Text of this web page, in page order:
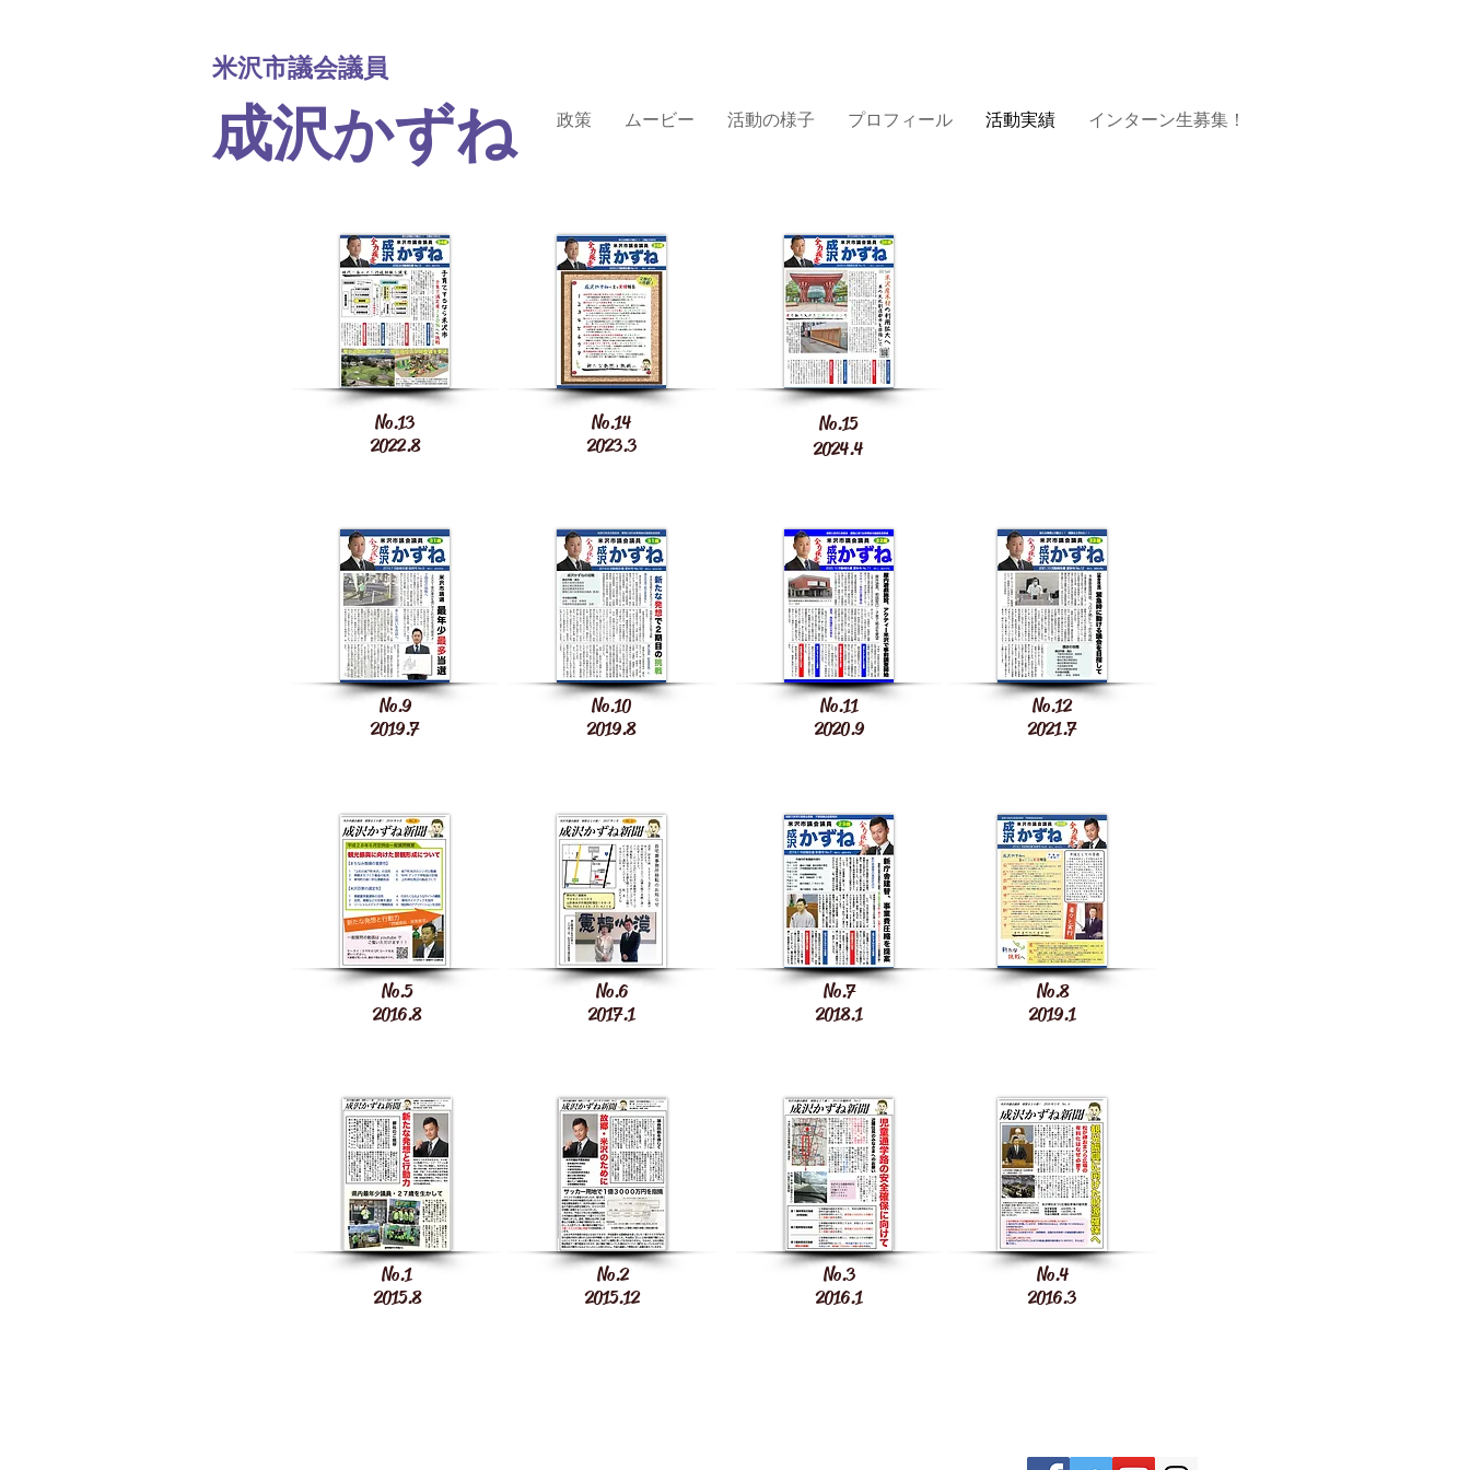
米沢市議会議員
​成沢かずね 政策 ムービー 活動の様子 プロフィール 活動実績 インターン生募集！
No.13
2022.8
No.14
2023.3
No.15
​2024.4
No.9
2019.7
No.10
2019.8
No.11
2020.9
No.12
2021.7
No.5
2016.8
No.6
2017.1
No.7
2018.1
No.8
2019.1
No.1
2015.8
No.2
2015.12
No.3
2016.1
No.4
2016.3